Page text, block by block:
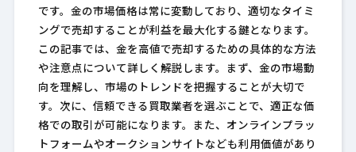
です。金の市場価格は常に変動しており、適切なタイミ
ングで売却することが利益を最大化する鍵となります。
この記事では、金を高値で売却するための具体的な方法
や注意点について詳しく解説します。まず、金の市場動
向を理解し、市場のトレンドを把握することが大切で
す。次に、信頼できる買取業者を選ぶことで、適正な価
格での取引が可能になります。また、オンラインプラッ
トフォームやオークションサイトなども利用価値があり